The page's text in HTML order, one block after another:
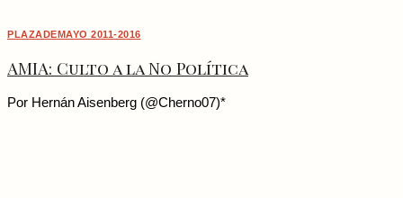
PLAZADEMAYO 2011-2016
AMIA: Culto a la No Política
Por Hernán Aisenberg (@Cherno07)*